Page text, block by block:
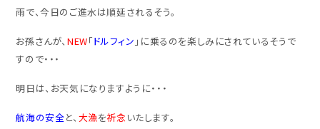
雨で、今日のご進水は順延されるそう。
お孫さんが、 NEW「ドルフィン 」に乗るのを楽しみにされているそうで
すので・・・
明日は、お天気になりますように・・・
航海の安全と、 大漁を祈念 いたします。